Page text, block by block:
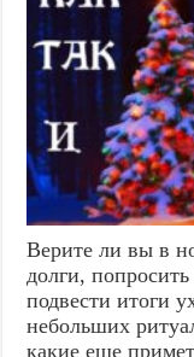
Верите ли вы в
долги,
подвести итоги
небольших
какие еще